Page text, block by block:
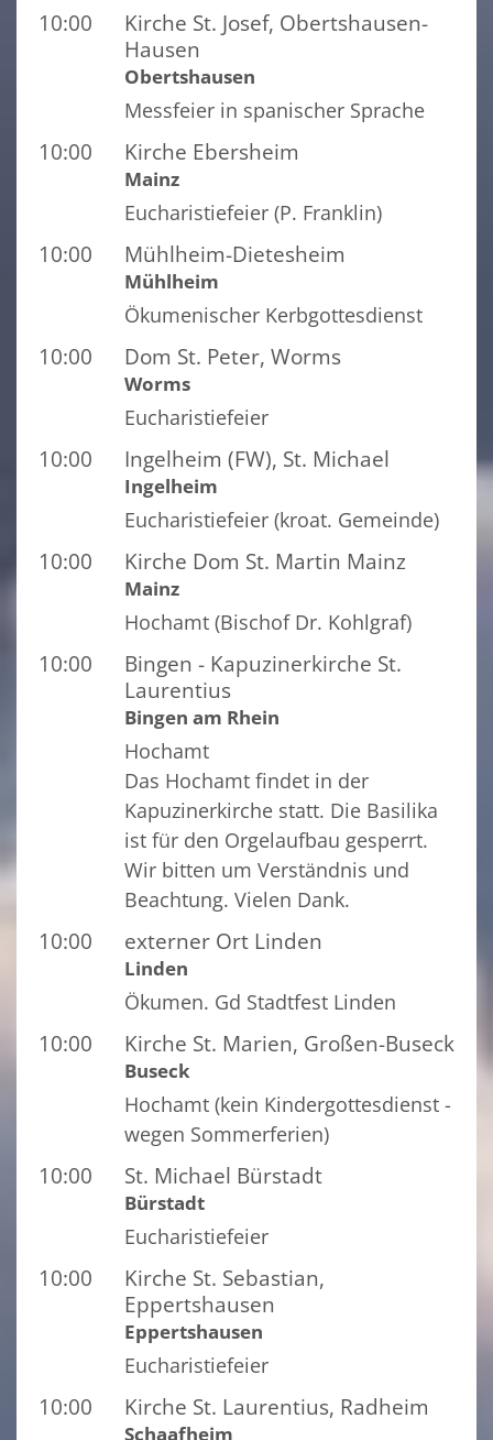
10:00
Kirche St. Josef, Obertshausen-
Hausen
Obertshausen
Messfeier in spanischer Sprache
10:00 Kirche Ebersheim
Mainz
Eucharistiefeier (P. Franklin)
10:00 Mühlheim-Dietesheim
Mühlheim
Ökumenischer Kerbgottesdienst
10:00 Dom St. Peter, Worms
Worms
Eucharistiefeier
10:00 Ingelheim (FW), St. Michael
Ingelheim
Eucharistiefeier (kroat. Gemeinde)
10:00 Kirche Dom St. Martin Mainz
Mainz
Hochamt (Bischof Dr. Kohlgraf)
10:00
Bingen - Kapuzinerkirche St.
Laurentius
Bingen am Rhein
Hochamt
Das Hochamt findet in der
Kapuzinerkirche statt. Die Basilika
ist für den Orgelaufbau gesperrt.
Wir bitten um Verständnis und
Beachtung. Vielen Dank.
10:00 externer Ort Linden
Linden
Ökumen. Gd Stadtfest Linden
10:00 Kirche St. Marien, Großen-Buseck
Buseck
Hochamt (kein Kindergottesdienst -
wegen Sommerferien)
10:00 St. Michael Bürstadt
Bürstadt
Eucharistiefeier
10:00
Kirche St. Sebastian,
Eppertshausen
Eppertshausen
Eucharistiefeier
10:00 Kirche St. Laurentius, Radheim
Schaafheim